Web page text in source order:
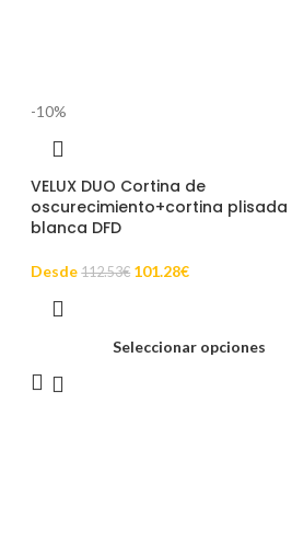
-10%
VELUX DUO Cortina de
oscurecimiento+cortina plisada
blanca DFD
Desde 112.53€ 101.28€
Seleccionar opciones